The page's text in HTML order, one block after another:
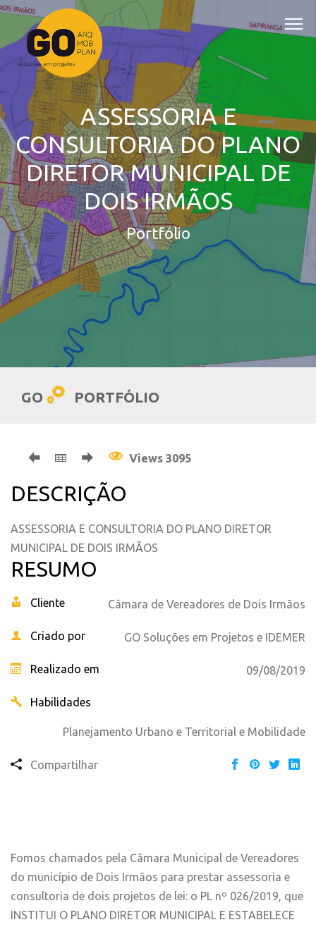
ASSESSORIA E
CONSULTORIA DO PLANO
DIRETOR MUNICIPAL DE
DOIS IRMÃOS
Portfólio
GO PORTFÓLIO
Views 3095
DESCRIÇÃO
ASSESSORIA E CONSULTORIA DO PLANO DIRETOR
MUNICIPAL DE DOIS IRMÃOS
RESUMO
Cliente Câmara de Vereadores de Dois Irmãos
Criado por GO Soluções em Projetos e IDEMER
Realizado em 09/08/2019
Habilidades
Planejamento Urbano e Territorial e Mobilidade
Compartilhar
Fomos chamados pela Câmara Municipal de Vereadores
do município de Dois Irmãos para prestar assessoria e
consultoria de dois projetos de lei: o PL nº 026/2019, que
INSTITUI O PLANO DIRETOR MUNICIPAL E ESTABELECE